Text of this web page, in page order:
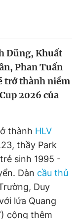
biết
quảng cáo
Dũng, Khuất
Phan Tuấn
trở thành niềm
2026 của
thành HLV
thầy Park
sinh 1995 -
Dàn cầu thủ
Duy
lứa Quang
cộng thêm